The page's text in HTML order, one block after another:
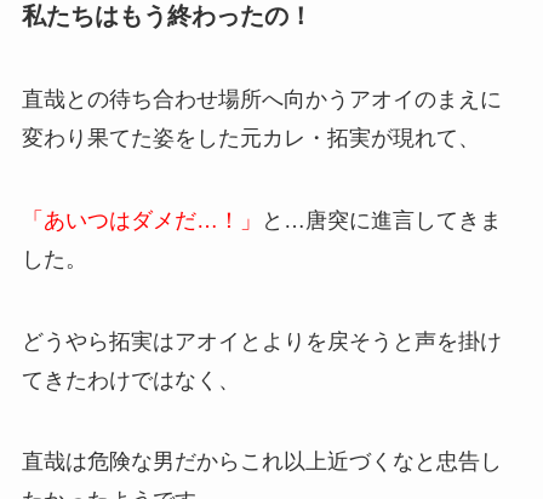
私たちはもう終わったの！
直哉との待ち合わせ場所へ向かうアオイのまえに
変わり果てた姿をした元カレ・拓実が現れて、
「あいつはダメだ…！」
と…唐突に進言してきま
した。
どうやら拓実はアオイとよりを戻そうと声を掛け
てきたわけではなく、
直哉は危険な男だからこれ以上近づくなと忠告し